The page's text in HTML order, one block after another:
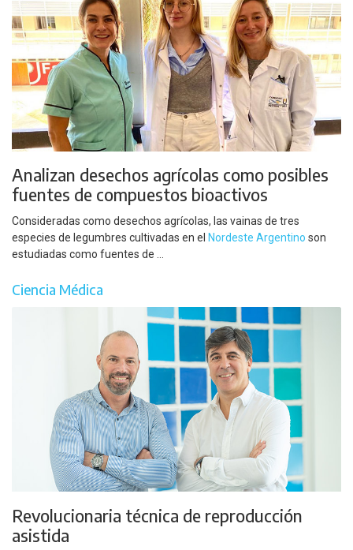
Analizan desechos agrícolas como posibles
fuentes de compuestos bioactivos
Consideradas como desechos agrícolas, las vainas de tres
especies de legumbres cultivadas en el Nordeste Argentino son
estudiadas como fuentes de ...
Ciencia Médica
Revolucionaria técnica de reproducción
asistida